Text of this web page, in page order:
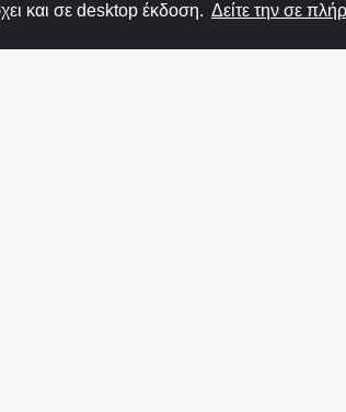
και σε desktop έκδοση. Δείτε την σε